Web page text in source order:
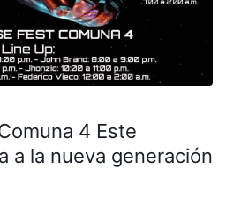
4 Este
a la nueva generación